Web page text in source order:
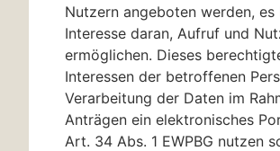
Nutzern angeboten werden,
Interesse daran, Aufruf und
ermöglichen. Dieses
Interessen der betroffenen
Verarbeitung der Daten im
Anträgen ein elektronisches
Art. 34 Abs. 1 EWPBG nutzen